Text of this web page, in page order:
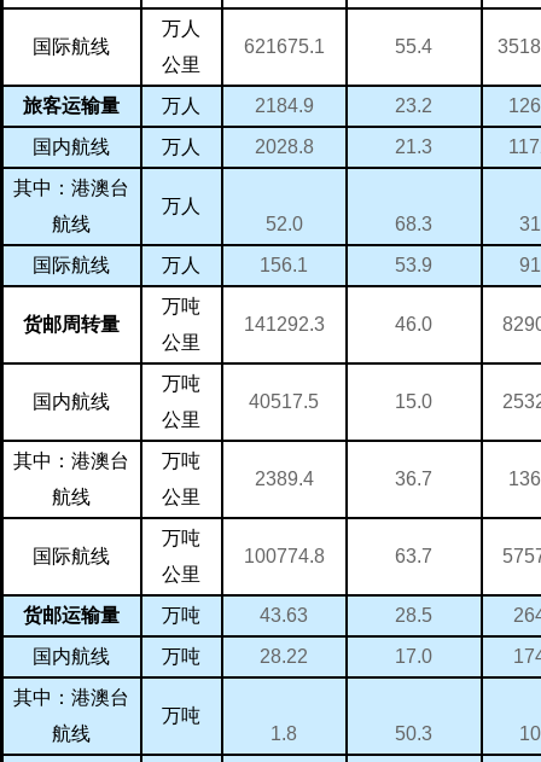
国际航线
万人
公里
621675.1 55.4
旅客运输量 万人 2184.9 23.2
国内航线 万人 2028.8 21.3
其中：港澳台
航线
万人
52.0
68.3
国际航线 万人 156.1 53.9
货邮周转量
万吨
公里
141292.3 46.0
国内航线
万吨
公里
40517.5 15.0
其中：港澳台
航线
万吨
公里
2389.4 36.7
国际航线
万吨
公里
100774.8 63.7
货邮运输量 万吨 43.63 28.5
国内航线 万吨 28.22 17.0
其中：港澳台
航线
万吨
1.8
50.3